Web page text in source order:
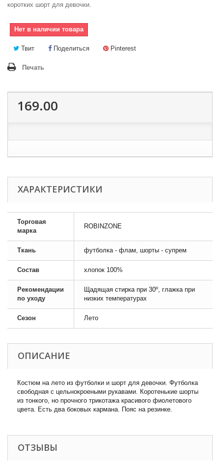
коротких шорт для девочки.
Нет в наличии товара
Твит Поделиться Pinterest
Печать
169.00
ХАРАКТЕРИСТИКИ
Торговая
марка
ROBINZONE
Ткань футболка - флам, шорты - супрем
Состав хлопок 100%
Рекомендации
по уходу
Щадящая стирка при 30º, глажка при
низких температурах
Сезон Лето
ОПИСАНИЕ
Костюм на лето из футболки и шорт для девочки. Футболка
свободная с цельнокроеными рукавами. Коротенькие шорты
из тонкого, но прочного трикотажа красивого фиолетового
цвета. Есть два боковых кармана. Пояс на резинке.
ОТЗЫВЫ